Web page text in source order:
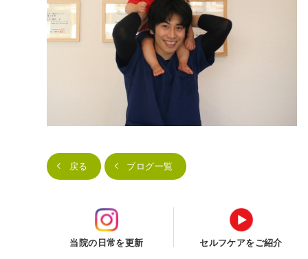
戻る ブログ一覧
当院の日常を更新 セルフケアをご紹介